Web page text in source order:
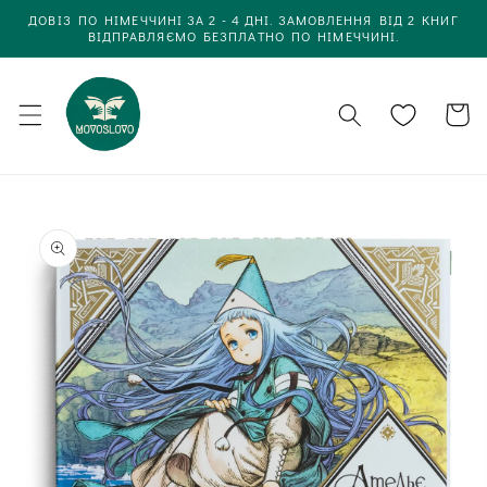
до
вмісту
ДОВІЗ ПО НІМЕЧЧИНІ ЗА 2 - 4 ДНІ. ЗАМОВЛЕННЯ ВІД 2 КНИГ
ВІДПРАВЛЯЄМО БЕЗПЛАТНО ПО НІМЕЧЧИНІ.
Кошик
інформації
про товар